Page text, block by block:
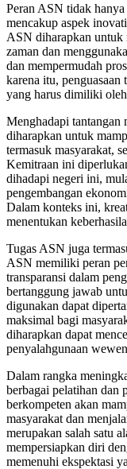
Peran ASN tidak hanya
mencakup aspek
ASN diharapkan untuk
zaman dan
dan mempermudah
karena itu,
yang harus dimiliki
Menghadapi tantangan
diharapkan untuk
termasuk masyarakat,
Kemitraan ini
dihadapi negeri ini,
pengembangan
Dalam konteks ini,
menentukan
Tugas ASN juga
ASN memiliki peran
transparansi dalam
bertanggung jawab
digunakan dapat
maksimal bagi
diharapkan dapat
penyalahgunaan
Dalam rangka
berbagai pelatihan dan
berkompeten akan
masyarakat dan
merupakan salah satu
mempersiapkan diri
memenuhi ekspektasi